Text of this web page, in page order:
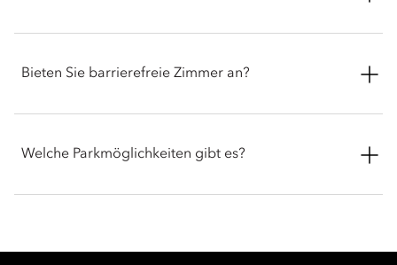
zusätzliche Gebühr für die Zimmerreinigung in Höhe von
im Spa nicht gestattet, mit Ausnahme des The Lounge und des
Bieten Sie barrierefreie Zimmer an?
angepasste barrierefreie Zimmer an, die für Gäste mit
Welche Parkmöglichkeiten gibt es?